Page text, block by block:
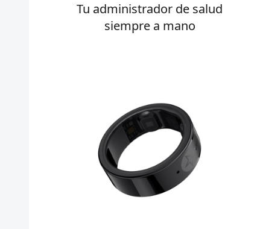
Tu administrador de salud
siempre a mano